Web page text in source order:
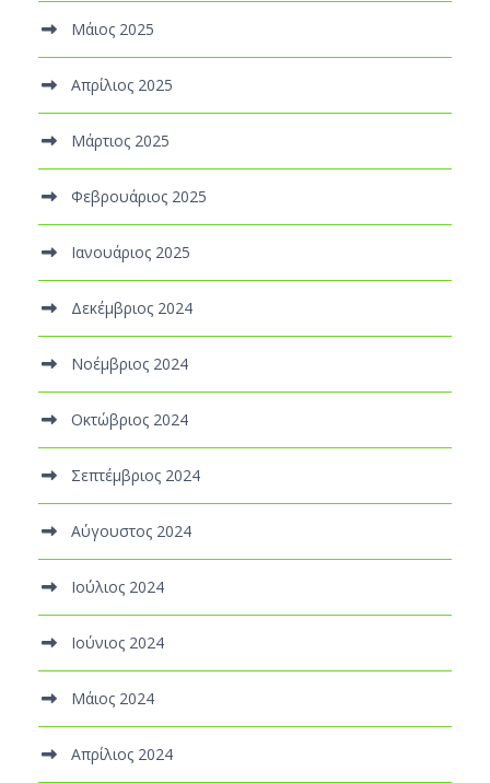
Μάιος 2025
Απρίλιος 2025
Μάρτιος 2025
Φεβρουάριος 2025
Ιανουάριος 2025
Δεκέμβριος 2024
Νοέμβριος 2024
Οκτώβριος 2024
Σεπτέμβριος 2024
Αύγουστος 2024
Ιούλιος 2024
Ιούνιος 2024
Μάιος 2024
Απρίλιος 2024